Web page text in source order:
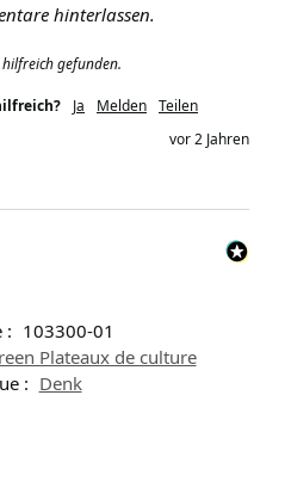
hinterlassen.
gefunden.
Ja Melden Teilen
vor 2 Jahren
: 103300-01
Plateaux de culture
: Denk